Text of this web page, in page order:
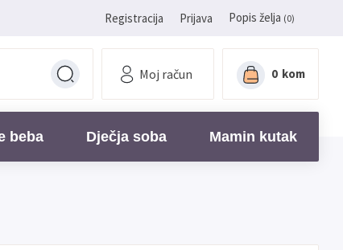
Registracija Prijava Popis želja (0)
Moj račun 0 kom
beba Dječja soba Mamin kutak